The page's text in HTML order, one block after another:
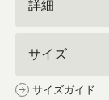
詳細
サイズ
サイズガイド